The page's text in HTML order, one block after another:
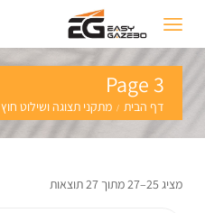
Page 3
דף הבית / מתקני תצוגה ושילוט חוץ
מציג 25–27 מתוך 27 תוצאות